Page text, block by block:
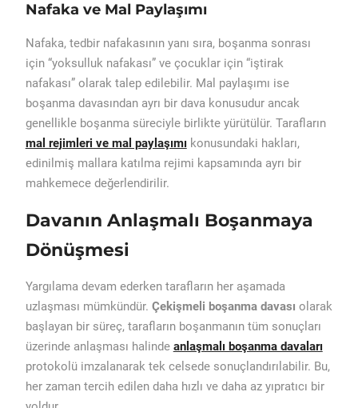
Nafaka ve Mal Paylaşımı
Nafaka, tedbir nafakasının yanı sıra, boşanma sonrası
için “yoksulluk nafakası” ve çocuklar için “iştirak
nafakası” olarak talep edilebilir. Mal paylaşımı ise
boşanma davasından ayrı bir dava konusudur ancak
genellikle boşanma süreciyle birlikte yürütülür. Tarafların
mal rejimleri ve mal paylaşımı konusundaki hakları,
edinilmiş mallara katılma rejimi kapsamında ayrı bir
mahkemece değerlendirilir.
Davanın Anlaşmalı Boşanmaya
Dönüşmesi
Yargılama devam ederken tarafların her aşamada
uzlaşması mümkündür. Çekişmeli boşanma davası olarak
başlayan bir süreç, tarafların boşanmanın tüm sonuçları
üzerinde anlaşması halinde anlaşmalı boşanma davaları
protokolü imzalanarak tek celsede sonuçlandırılabilir. Bu,
her zaman tercih edilen daha hızlı ve daha az yıpratıcı bir